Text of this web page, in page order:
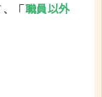
「職員以外